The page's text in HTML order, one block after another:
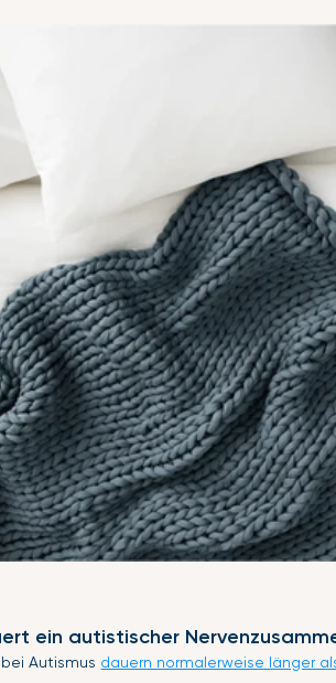
ein autistischer
Autismus dauern normalerweise länger